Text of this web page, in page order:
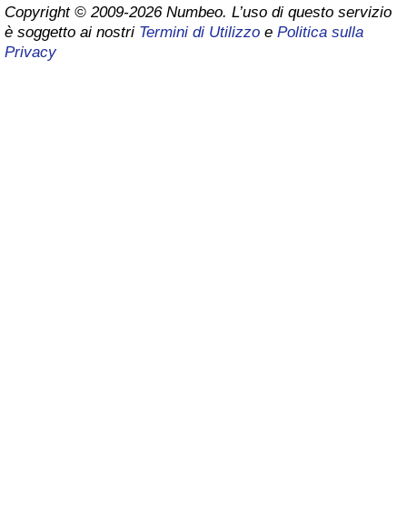
Copyright © 2009-2026 Numbeo. L’uso di questo servizio
è soggetto ai nostri Termini di Utilizzo e Politica sulla
Privacy
Indice del Tasso di Criminalità (Corrente)
Indice della Criminalità